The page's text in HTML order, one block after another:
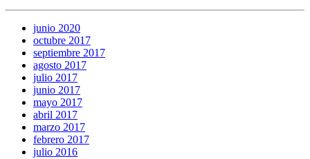
junio 2020
octubre 2017
septiembre 2017
agosto 2017
julio 2017
junio 2017
mayo 2017
abril 2017
marzo 2017
febrero 2017
julio 2016